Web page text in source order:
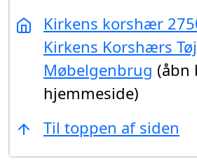
Kirkens korshær
Kirkens Korshærs
Møbelgenbrug (åbn
hjemmeside)
Til toppen af siden